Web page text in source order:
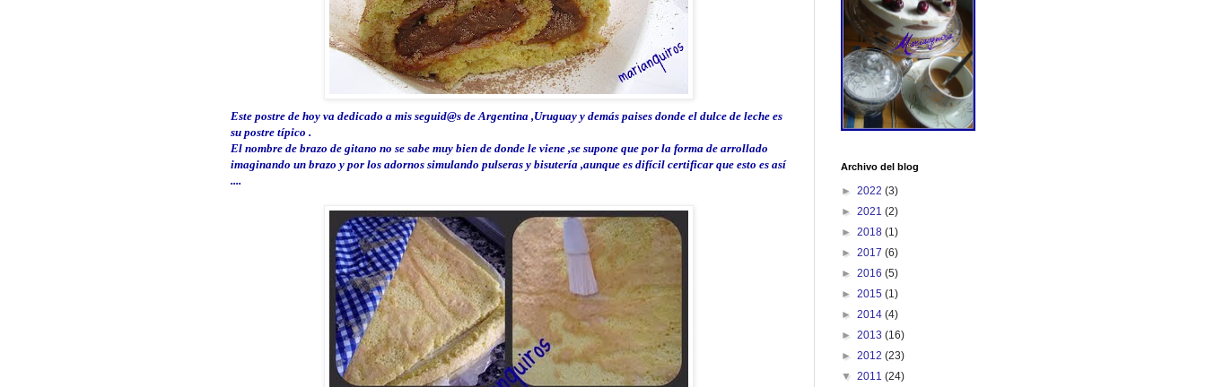
Este postre de hoy va dedicado a mis seguid@s de Argentina ,Uruguay y demás paises donde el dulce de leche es
su postre típico .
El nombre de brazo de gitano no se sabe muy bien de donde le viene ,se supone que por la forma de arrollado
imaginando un brazo y por los adornos simulando pulseras y bisutería ,aunque es difícil certificar que esto es así
....
Archivo del blog
► 2022 (3)
► 2021 (2)
► 2018 (1)
► 2017 (6)
► 2016 (5)
► 2015 (1)
► 2014 (4)
► 2013 (16)
► 2012 (23)
▼ 2011 (24)